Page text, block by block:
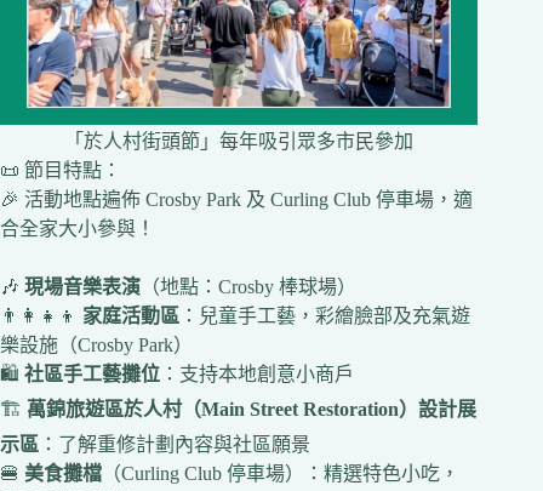
「於人村街頭節」每年吸引眾多市民參加
📜 節目特點：
🎉 活動地點遍佈 Crosby Park 及 Curling Club 停車場，適
合全家大小參與！
🎶 現場音樂表演 （地點：Crosby 棒球場）
👨‍👩‍👧‍👦 家庭活動區 ：兒童手工藝，彩繪臉部及充氣遊
樂設施（Crosby Park）
🛍️ 社區手工藝攤位 ：支持本地創意小商戶
🏗️ 萬錦旅遊區於人村（Main Street Restoration）設計展
示區 ：了解重修計劃內容與社區願景
🍔 美食攤檔 （Curling Club 停車場）：精選特色小吃，